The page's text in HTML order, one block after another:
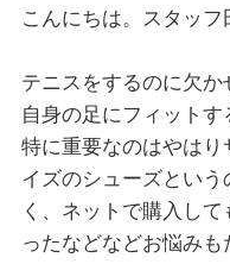
こんにちは。スタッフ
テニスをするのに欠
自身の足にフィットす
特に重要なのはやは
イズのシューズとい
く、ネットで購入し
ったなどなどお悩み